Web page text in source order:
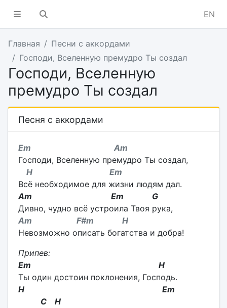
EN
Главная
Песни с аккордами
Господи, Вселенную премудро Ты создал
Господи, Вселенную
премудро Ты создал
Песня с аккордами
Em Am
Господи, Вселенную премудро Ты создал,
H Em
Всё необходимое для жизни людям дал.
Am Em G
Дивно, чудно всё устроила Твоя рука,
Am F#m H
Невозможно описать богатства и добра!
Припев:
Em H
Ты один достоин поклонения, Господь.
H Em
C H